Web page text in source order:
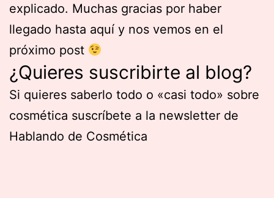
explicado. Muchas gracias por haber
llegado hasta aquí y nos vemos en el
próximo post
¿Quieres suscribirte al blog?
Si quieres saberlo todo o «casi todo» sobre
cosmética suscríbete a la newsletter de
Hablando de Cosmética